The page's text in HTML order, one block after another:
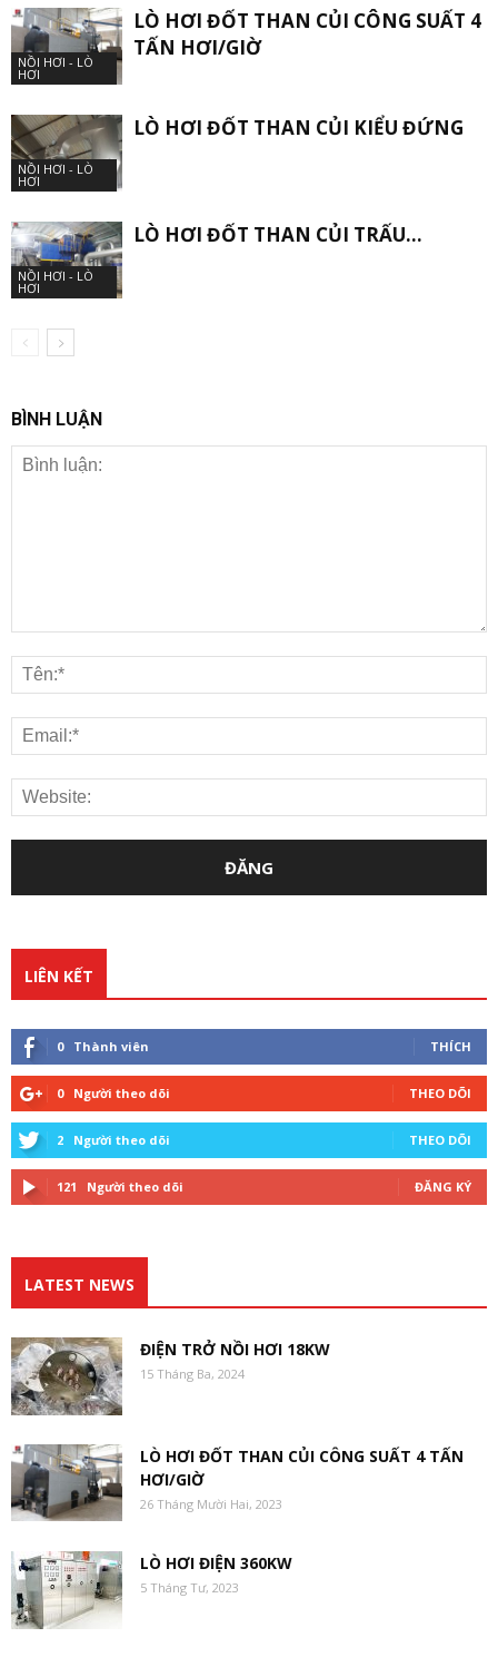
NỒI HƠI - LÒ
HƠI
LÒ HƠI ĐỐT THAN CỦI CÔNG SUẤT 4
TẤN HƠI/GIỜ
NỒI HƠI - LÒ
HƠI
LÒ HƠI ĐỐT THAN CỦI KIỂU ĐỨNG
NỒI HƠI - LÒ
HƠI
LÒ HƠI ĐỐT THAN CỦI TRẤU…
BÌNH LUẬN
LIÊN KẾT
0 Thành viên THÍCH
0 Người theo dõi THEO DÕI
2 Người theo dõi THEO DÕI
121 Người theo dõi ĐĂNG KÝ
LATEST NEWS
ĐIỆN TRỞ NỒI HƠI 18KW
15 Tháng Ba, 2024
LÒ HƠI ĐỐT THAN CỦI CÔNG SUẤT 4 TẤN
HƠI/GIỜ
26 Tháng Mười Hai, 2023
LÒ HƠI ĐIỆN 360KW
5 Tháng Tư, 2023